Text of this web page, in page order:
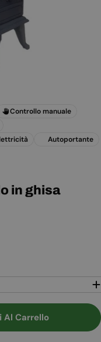
Controllo manuale
Autoportante
in ghisa
- Stufa A
Per Berger -
Al Carrello